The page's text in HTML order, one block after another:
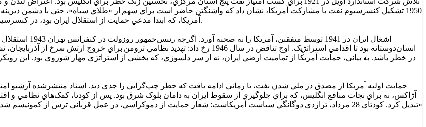
1950 تشکيل کنسرسيوم نفت با مشارکت آمريکا، نشان داد که واشنگتن حاضر است براي سهم از »طلاي سياه«، حتي با دشمن
آمريکا، که ابتدا مدعي حمايت از استقلال ايران بود، در کنسرسيوم به شريک استعمار تبديل شد. اين چرخش، بنيان بي‌اعتمادي را تقويت کرد.
اشغال ايران در
انسان‌دوستانه بود تا اقدامي استراتژيک. اوج تناقض در سال 1946 رخ داد: تهديد نظامي ترومن
حمايت اوليه آمريکا از مصدق در ملي شدن نفت، تا زماني ادامه يافت که خطر چپ‌گرايي را جدي ديد. اسناد منتشرشده آرشيو
آژاکس، نه براي نجات منافع انگليس، که براي جلوگيري از سقوط ايران به دامان بلوک شرق بود. پس از کودتا، کمک‌هاي نظامي و
«تبديل کرد. کودتاي 28 مرداد، تراژدي دوگانگي سياست آمريکاست: شعار حمايت از دموکراسي، در عمل قرباني ترس از